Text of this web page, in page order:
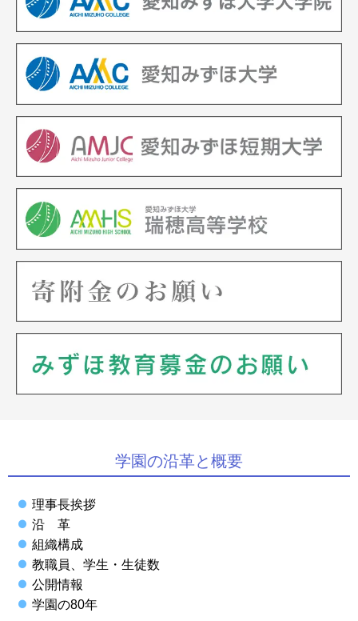
学園の沿革と概要
理事長挨拶
沿 革
組織構成
教職員、学生・生徒数
公開情報
学園の80年